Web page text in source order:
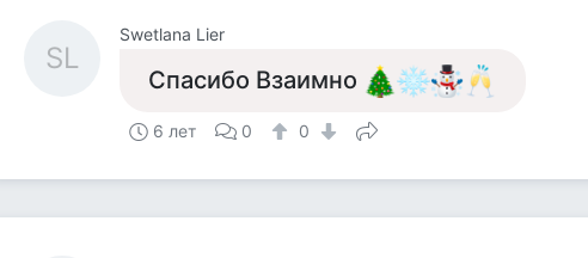
SL
Swetlana Lier
Спасибо Взаимно
6 лет 0 0